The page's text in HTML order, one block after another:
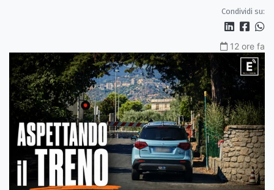
Condividi su:
12 ore fa